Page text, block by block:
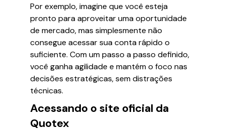
Por exemplo, imagine que você esteja
pronto para aproveitar uma oportunidade
de mercado, mas simplesmente não
consegue acessar sua conta rápido o
suficiente. Com um passo a passo definido,
você ganha agilidade e mantém o foco nas
decisões estratégicas, sem distrações
técnicas.
Acessando o site oficial da
Quotex